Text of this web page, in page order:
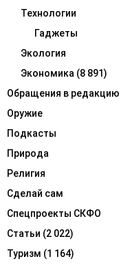
Технологии
Гаджеты
Экология
Экономика (8 891)
Обращения в редакцию
Оружие
Подкасты
Природа
Религия
Сделай сам
Спецпроекты СКФО
Статьи (2 022)
Туризм (1 164)